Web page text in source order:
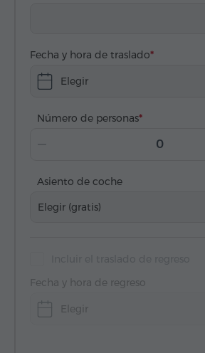
Fecha y hora de traslado
Elegir
Número de personas
Asiento de coche
Elegir (gratis)
Fecha y hora de regreso
Elegir